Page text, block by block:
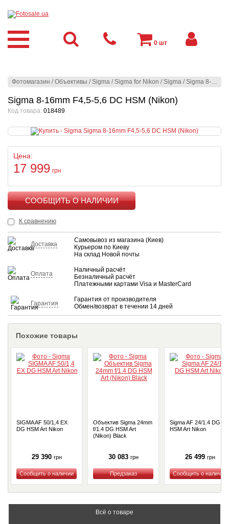
Фотомагазин /Объективы /Sigma /Sigma for Nikon /Sigma /Sigma 8-16mm F4,5-5,6 DC HSM (Nikon)
Sigma 8-16mm F4,5-5,6 DC HSM (Nikon)
Код товара: 018489
Цена:
17 999 грн
К сравнению
Доставка
Самовывоз из магазина (Киев)
Курьером по Киеву
На склад Новой почты
Оплата
Наличный расчёт
Безналичный расчёт
Платежными картами Visa и MasterCard
Гарантия
Гарантия от производителя
Обмен/возврат в течении 14 дней
Похожие товары
SIGMA AF 50/1,4 EX
DG HSM Art Nikon
29 390 грн
Купить
Объектив Sigma 24mm
f/1.4 DG HSM Art
(Nikon) Black
30 083 грн
Купить
Sigma AF 24/1.4 DG
HSM Art Nikon
26 499 грн
Купить
Всё о товаре
0 шт